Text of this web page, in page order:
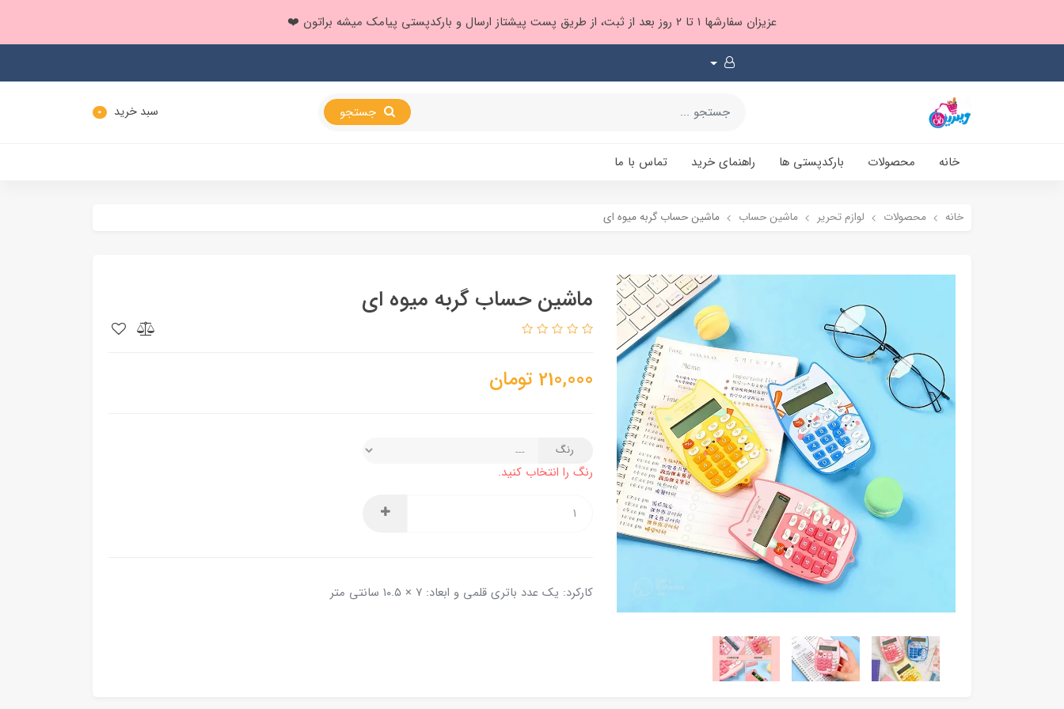
عزیزان سفارشها ۱ تا ۲ روز بعد از ثبت، از طریق پست پیشتاز ارسال و بارکدپستی پیامک میشه براتون ❤️
سبد خرید 0
خانه محصولات بارکدپستی ها راهنمای خرید تماس با ما
خانه محصولات لوازم تحریر ماشین حساب ماشین حساب گربه میوه ای
ماشین حساب گربه میوه ای
210,000 تومان
رنگ
رنگ را انتخاب کنید.
کارکرد: یک عدد باتری قلمی و ابعاد: ۷ × ۱۰.۵ سانتی متر